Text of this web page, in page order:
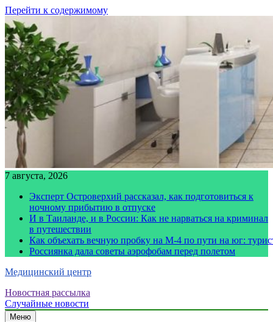
Перейти к содержимому
7 августа, 2026
Эксперт Островерхий рассказал, как подготовиться к
ночному прибытию в отпуске
И в Таиланде, и в России: Как не нарваться на криминал
в путешествии
Как объехать вечную пробку на М-4 по пути на юг:
Россиянка дала советы аэрофобам перед полетом
Медицинский центр
Новостная рассылка
Случайные новости
Меню